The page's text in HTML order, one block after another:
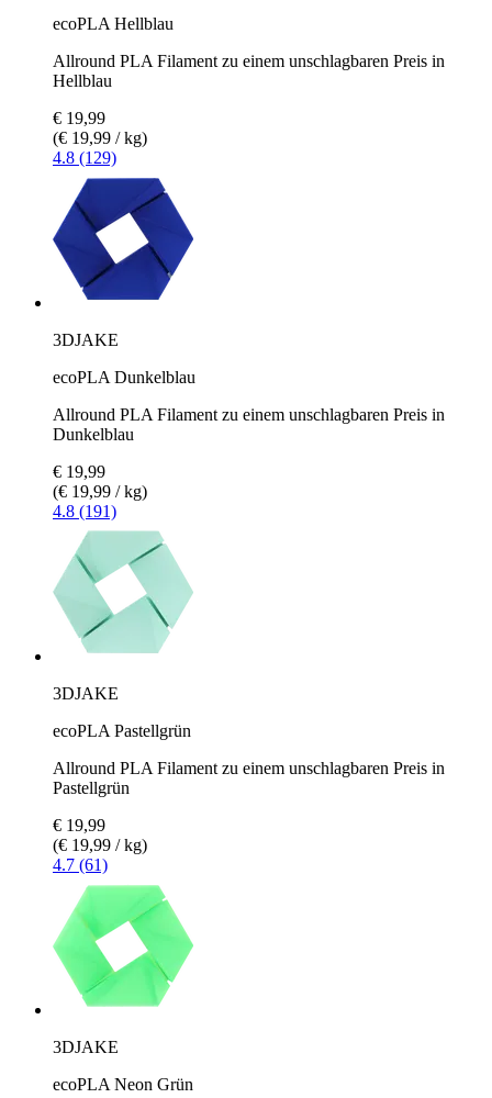
ecoPLA Hellblau
Allround PLA Filament zu einem unschlagbaren Preis in
Hellblau
€ 19,99
(€ 19,99 / kg)
4.8 (129)
3DJAKE
ecoPLA Dunkelblau
Allround PLA Filament zu einem unschlagbaren Preis in
Dunkelblau
€ 19,99
(€ 19,99 / kg)
4.8 (191)
3DJAKE
ecoPLA Pastellgrün
Allround PLA Filament zu einem unschlagbaren Preis in
Pastellgrün
€ 19,99
(€ 19,99 / kg)
4.7 (61)
3DJAKE
ecoPLA Neon Grün